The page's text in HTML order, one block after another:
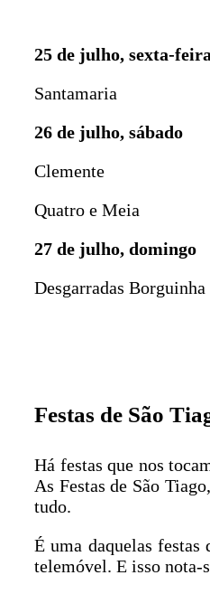
25 de julho, sexta-feira
Santamaria
26 de julho, sábado
Clemente
Quatro e Meia
27 de julho, domingo
Desgarradas
Festas de São
Há festas que nos
As Festas de São
tudo.
É uma daquelas
telemóvel. E isso nota-